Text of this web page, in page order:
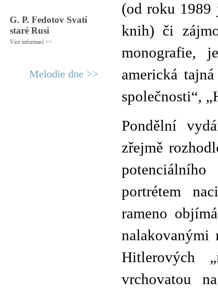
G. P. Fedotov Svatí
staré Rusi
Více informací >>
Melodie dne >>
(od roku 1989
knih) či
monografie,
americká
společnosti“,
Pondělní
zřejmě
portrétem
rameno
nalakovanými
Hitlerových
vrchovatou